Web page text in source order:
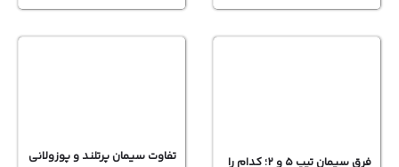
فرق سیمان تیپ ۵ و ۲؛ کدام را
تفاوت سیمان پرتلند و پوزولانی